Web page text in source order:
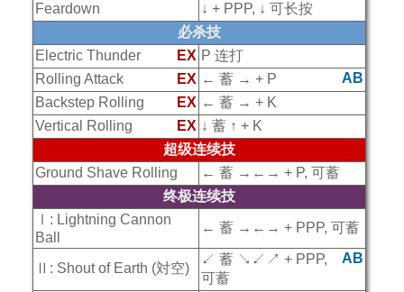
Feardown
↓ + PPP, ↓ 可长按
必杀技
EX
Electric Thunder
P 连打
EX
Rolling Attack AB
← 蓄 → + P
EX
Backstep Rolling
← 蓄 → + K
EX
Vertical Rolling
↓ 蓄 ↑ + K
超级连续技
Ground Shave Rolling
← 蓄 →←→ + P, 可蓄
终极连续技
Ⅰ: Lightning Cannon
Ball
← 蓄 →←→ + PPP, 可蓄
Ⅱ: Shout of Earth (対空)
AB
↙ 蓄 ↘↙↗ + PPP,
可蓄